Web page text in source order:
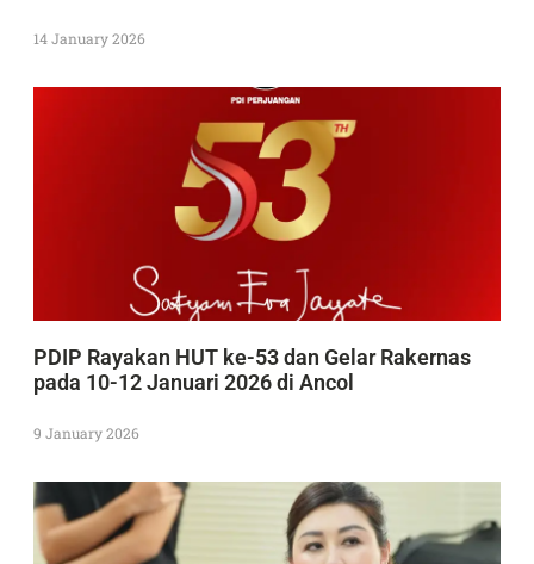
14 January 2026
PDIP Rayakan HUT ke-53 dan Gelar Rakernas
pada 10-12 Januari 2026 di Ancol
9 January 2026